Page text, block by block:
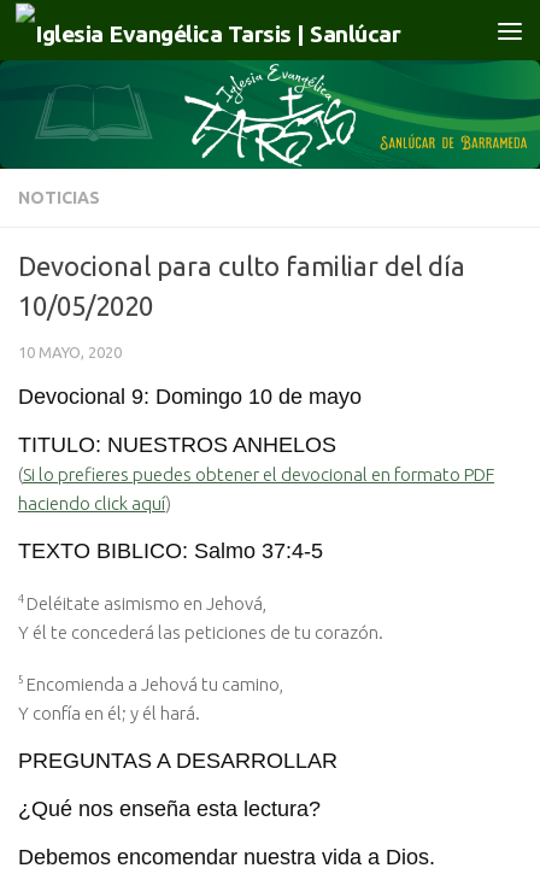
Saltar al contenido
NOTICIAS
Devocional para culto familiar del día
10/05/2020
10 MAYO, 2020
Devocional 9: Domingo 10 de mayo
TITULO: NUESTROS ANHELOS
(Si lo prefieres puedes obtener el devocional en formato PDF
haciendo click aquí)
TEXTO BIBLICO: Salmo 37:4-5
4 Deléitate asimismo en Jehová,
Y él te concederá las peticiones de tu corazón.
5 Encomienda a Jehová tu camino,
Y confía en él; y él hará.
PREGUNTAS A DESARROLLAR
¿Qué nos enseña esta lectura?
Debemos encomendar nuestra vida a Dios.